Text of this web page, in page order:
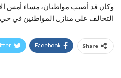
وكان قد أصيب مواطنان، مساء أمس
التحالف على منازل المواطنين في حي
Share
Facebook